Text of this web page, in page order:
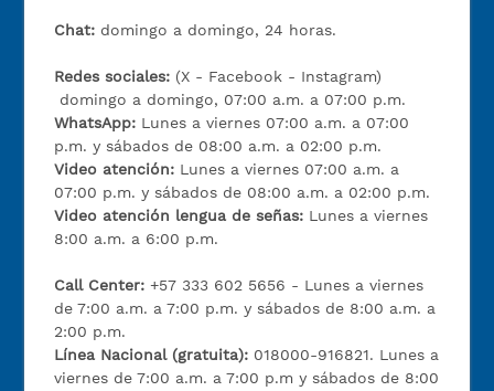
Chat: domingo a domingo, 24 horas.
Redes sociales: (X - Facebook - Instagram)
domingo a domingo, 07:00 a.m. a 07:00 p.m.
WhatsApp: Lunes a viernes 07:00 a.m. a 07:00
p.m. y sábados de 08:00 a.m. a 02:00 p.m.
Video atención: Lunes a viernes 07:00 a.m. a
07:00 p.m. y sábados de 08:00 a.m. a 02:00 p.m.
Video atención lengua de señas: Lunes a viernes
8:00 a.m. a 6:00 p.m.
Call Center:+57 333 602 5656 - Lunes a viernes
de 7:00 a.m. a 7:00 p.m. y sábados de 8:00 a.m. a
2:00 p.m.
Línea Nacional (gratuita): 018000-916821. Lunes a
viernes de 7:00 a.m. a 7:00 p.m y sábados de 8:00